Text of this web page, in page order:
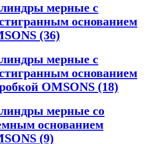
мерные с
основанием
(36)
мерные с
основанием
OMSONS (18)
мерные со
основанием
(9)